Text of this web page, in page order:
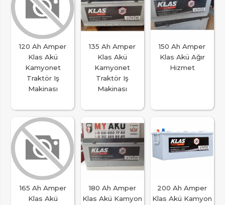
120 Ah Amper
Klas Akü
Kamyonet
Traktör Iş
Makinası
135 Ah Amper
Klas Akü
Kamyonet
Traktör Iş
Makinası
150 Ah Amper
Klas Akü Ağır
Hizmet
165 Ah Amper
Klas Akü
180 Ah Amper
Klas Akü Kamyon
200 Ah Amper
Klas Akü Kamyon